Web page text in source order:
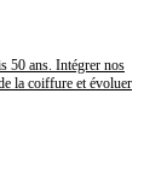
50 ans. Intégrer nos
la coiffure et évoluer